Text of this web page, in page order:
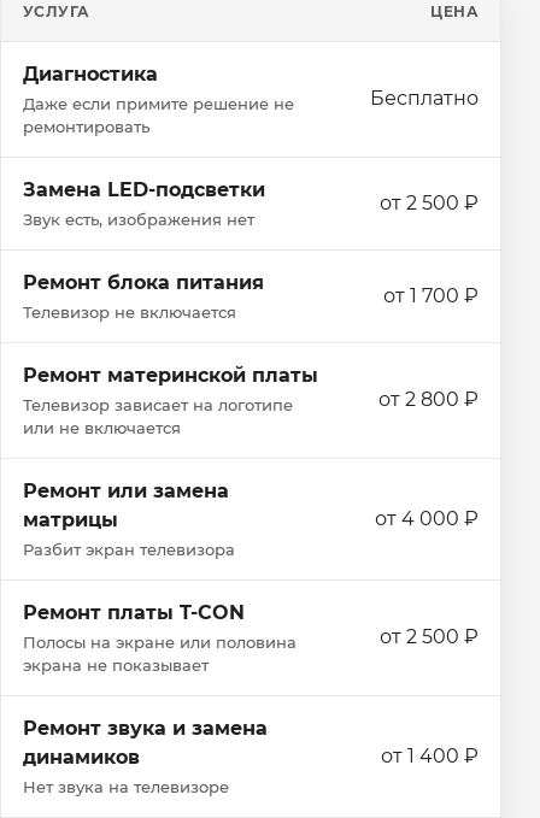
УСЛУГА ЦЕНА
Диагностика
Даже если примите решение не
ремонтировать
Бесплатно
Замена LED-подсветки
Звук есть, изображения нет
от 2 500 ₽
Ремонт блока питания
Телевизор не включается
от 1 700 ₽
Ремонт материнской платы
Телевизор зависает на логотипе
или не включается
от 2 800 ₽
Ремонт или замена
матрицы
Разбит экран телевизора
от 4 000 ₽
Ремонт платы T-CON
Полосы на экране или половина
экрана не показывает
от 2 500 ₽
Ремонт звука и замена
динамиков
Нет звука на телевизоре
от 1 400 ₽